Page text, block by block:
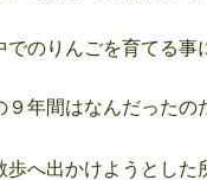
のりんごを育てる事
年間はなんだったの
へ出かけようとし